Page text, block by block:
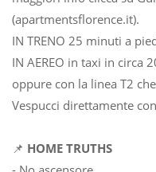
(apartmentsflorence.it).
IN TRENO 25 minuti a
IN AEREO in taxi in circa
oppure con la linea T2
Vespucci direttamente
📌 HOME TRUTHS